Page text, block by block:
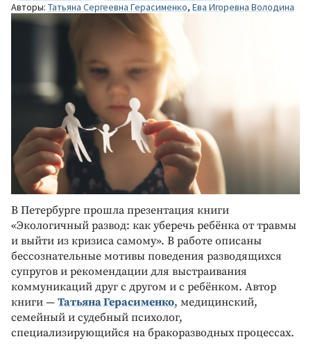
Авторы: Татьяна Сергеевна Герасименко, Ева Игоревна Володина
В Петербурге прошла презентация книги
«Экологичный развод: как уберечь ребёнка от травмы
и выйти из кризиса самому». В работе описаны
бессознательные мотивы поведения разводящихся
супругов и рекомендации для выстраивания
коммуникаций друг с другом и с ребёнком. Автор
книги — Татьяна Герасименко, медицинский,
семейный и судебный психолог,
специализирующийся на бракоразводных процессах.